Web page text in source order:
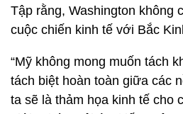
Tập rằng, Washington không
cuộc chiến kinh tế với Bắc
“Mỹ không mong muốn tách
tách biệt hoàn toàn giữa các
ta sẽ là thảm họa kinh tế cho